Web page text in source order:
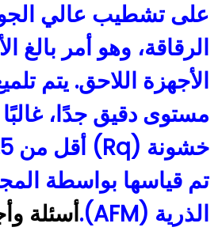
على تشطيب عالي
الرقاقة، وهو أمر بالغ
الأجهزة اللاحق. يتم
مستوى دقيق جدًا،
تم قياسها بواسطة
الذرية (AFM).
أسئلة